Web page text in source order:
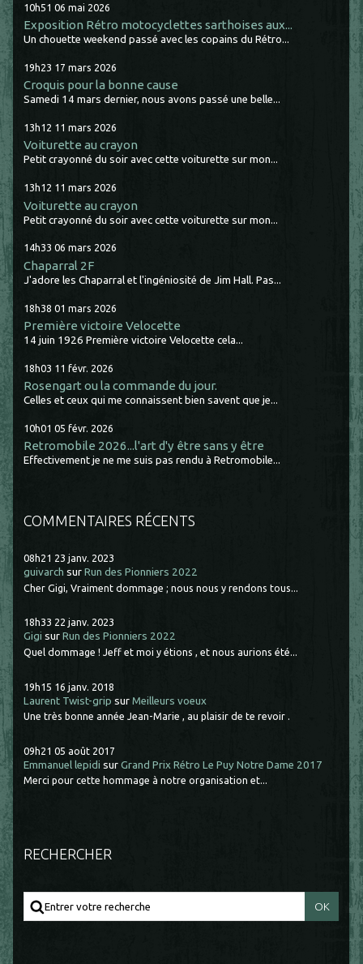
10h51 06 mai 2026
Exposition Rétro motocyclettes sarthoises aux...
Un chouette weekend passé avec les copains du Rétro...
19h23 17 mars 2026
Croquis pour la bonne cause
Samedi 14 mars dernier, nous avons passé une belle...
13h12 11 mars 2026
Voiturette au crayon
Petit crayonné du soir avec cette voiturette sur mon...
13h12 11 mars 2026
Voiturette au crayon
Petit crayonné du soir avec cette voiturette sur mon...
14h33 06 mars 2026
Chaparral 2F
J'adore les Chaparral et l'ingéniosité de Jim Hall. Pas...
18h38 01 mars 2026
Première victoire Velocette
14 juin 1926 Première victoire Velocette cela...
18h03 11 févr. 2026
Rosengart ou la commande du jour.
Celles et ceux qui me connaissent bien savent que je...
10h01 05 févr. 2026
Retromobile 2026...l'art d'y être sans y être
Effectivement je ne me suis pas rendu à Retromobile...
COMMENTAIRES RÉCENTS
08h21 23 janv. 2023
guivarch surRun des Pionniers 2022
Cher Gigi, Vraiment dommage ; nous nous y rendons tous...
18h33 22 janv. 2023
Gigi surRun des Pionniers 2022
Quel dommage ! Jeff et moi y étions , et nous aurions été...
19h15 16 janv. 2018
Laurent Twist-grip surMeilleurs voeux
Une très bonne année Jean-Marie , au plaisir de te revoir .
09h21 05 août 2017
Emmanuel lepidi surGrand Prix Rétro Le Puy Notre Dame 2017
Merci pour cette hommage à notre organisation et...
RECHERCHER